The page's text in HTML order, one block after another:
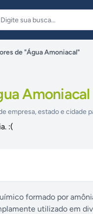
de "Água Amoniacal"
Amoniacal
empresa, estado e cidade
:(
formado por
utilizado em